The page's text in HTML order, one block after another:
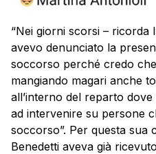
“Nei giorni scorsi – ricorda
avevo denunciato la
soccorso perché credo
mangiando magari anche
all’interno del reparto
ad intervenire su persone
soccorso”. Per questa sua
Benedetti aveva già